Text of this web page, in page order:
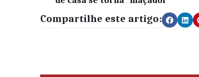
Compartilhe este artigo: